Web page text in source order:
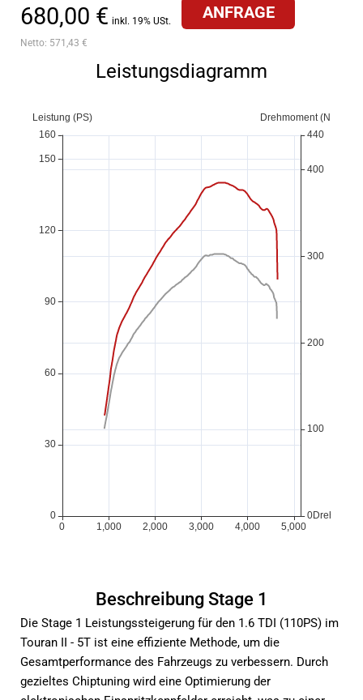
680,00 € inkl. 19% USt.
Netto: 571,43 €
ANFRAGE
Leistungsdiagramm
Beschreibung Stage 1
Die Stage 1 Leistungssteigerung für den 1.6 TDI (110PS) im
Touran II - 5T ist eine effiziente Methode, um die
Gesamtperformance des Fahrzeugs zu verbessern. Durch
gezieltes Chiptuning wird eine Optimierung der